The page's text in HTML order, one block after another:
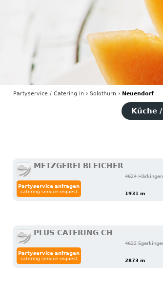
Partyservice / Catering in › Solothurn › Neuendorf
Küche
METZGEREI BLEICHER
4624 Härkingen
1931 m
Partyservice anfragen
catering service request
PLUS CATERING CH
4622
2873 m
Partyservice anfragen
catering service request